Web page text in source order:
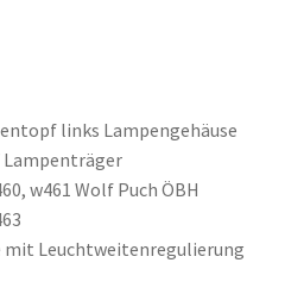
links Lampengehäuse
w461 Wolf Puch ÖBH
mit Leuchtweitenregulierung